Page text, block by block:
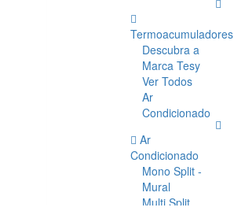
Termoacumuladores
Descubra a
Marca Tesy
Ver Todos
Ar
Condicionado
Ar
Condicionado
Mono Split -
Mural
Multi Split